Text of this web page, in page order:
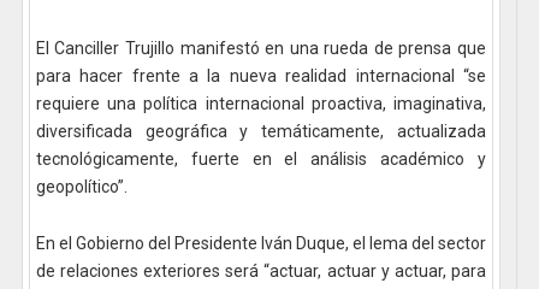
El Canciller Trujillo manifestó en una rueda de prensa que
para hacer frente a la nueva realidad internacional “se
requiere una política internacional proactiva, imaginativa,
diversificada geográfica y temáticamente, actualizada
tecnológicamente, fuerte en el análisis académico y
geopolítico”.
En el Gobierno del Presidente Iván Duque, el lema del sector
de relaciones exteriores será “actuar, actuar y actuar, para